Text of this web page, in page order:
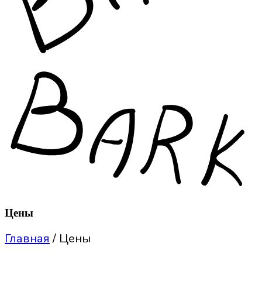
Цены
Главная / Цены